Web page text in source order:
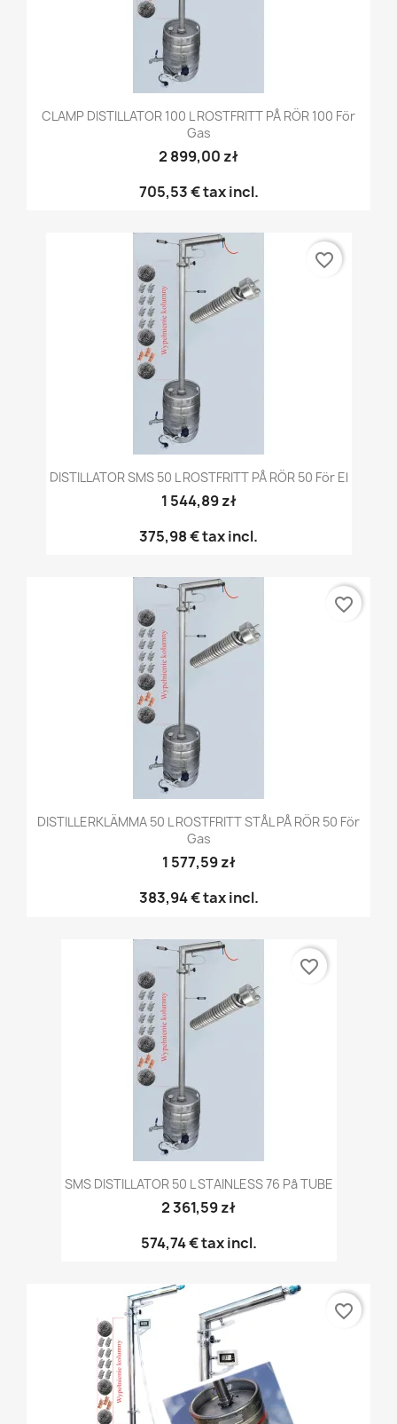
CLAMP DISTILLATOR 100 L ROSTFRITT PÅ RÖR 100 För
Gas
2 899,00 zł
705,53 €tax incl.
DISTILLATOR SMS 50 L ROSTFRITT PÅ RÖR 50 För El
1 544,89 zł
375,98 €tax incl.
favorite_border
DISTILLERKLÄMMA 50 L ROSTFRITT STÅL PÅ RÖR 50 För
Gas
1 577,59 zł
383,94 €tax incl.
favorite_border
SMS DISTILLATOR 50 L STAINLESS 76 På TUBE
2 361,59 zł
574,74 €tax incl.
favorite_border
favorite_border